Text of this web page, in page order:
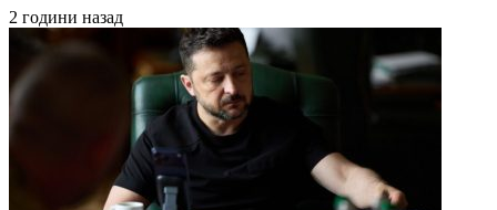
2 години назад